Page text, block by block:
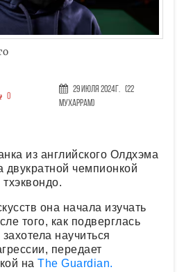
0
29 Июля 2024г. (22
Мухаррам)
из английского Олдхэма
двукратной чемпионкой
она начала изучать
того, как подверглась
научиться
передает
на The Guardian.